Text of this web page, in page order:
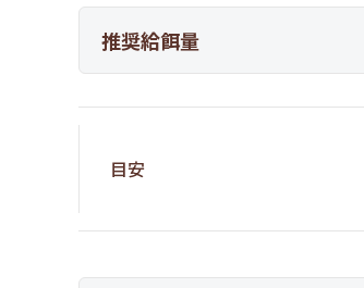
推奨給餌量
目安